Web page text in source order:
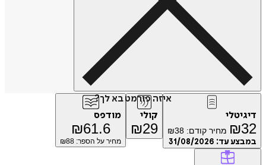
איזה פורמט בא לך?
דיגיטלי
₪32 מחיר קודם: ₪38
במבצע עד: 31/08/2026
קולי
₪29
מודפס
₪61.6
מחיר על הספר: ₪ 88